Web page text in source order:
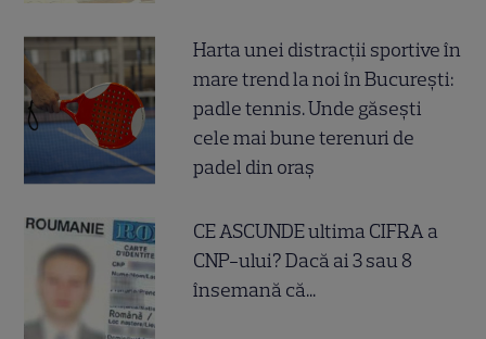
Harta unei distracții sportive în
mare trend la noi în București:
padle tennis. Unde găsești
cele mai bune terenuri de
padel din oraș
CE ASCUNDE ultima CIFRA a
CNP-ului? Dacă ai 3 sau 8
însemană că...